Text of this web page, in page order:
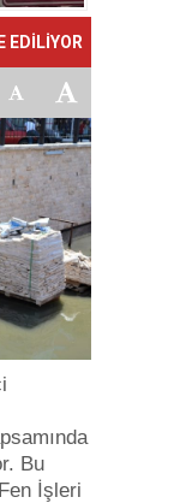
EDİLİYOR
Bu
İşleri